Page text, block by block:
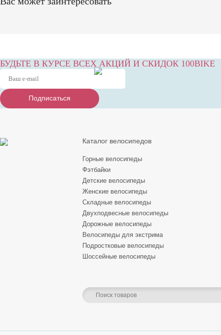
БУДЬТЕ В КУРСЕ ВСЕХ АКЦИЙ И СКИДОК 100BIKE
Подписаться
Подписаться
Подписаться
Каталог велосипедов
Горные велосипеды
Фэтбайки
Детские велосипеды
Женские велосипеды
Складные велосипеды
Двухподвесные велосипеды
Дорожные велосипеды
Велосипеды для экстрима
Подростковые велосипеды
Шоссейные велосипеды